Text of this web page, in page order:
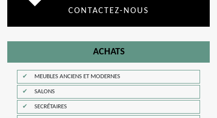
CONTACTEZ-NOUS
ACHATS
MEUBLES ANCIENS ET MODERNES
SALONS
SECRÉTAIRES